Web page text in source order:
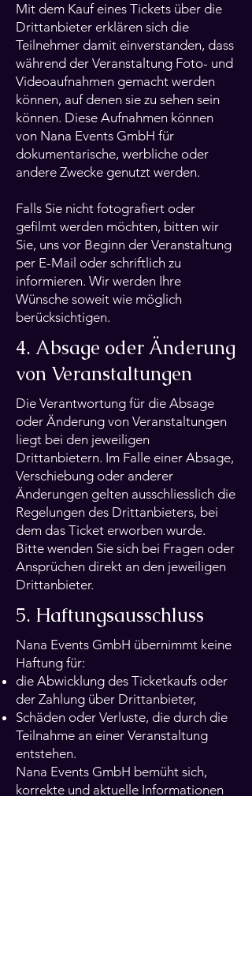
Mit dem Kauf eines Tickets über die
Drittanbieter erklären sich die
Teilnehmer damit einverstanden, dass
während der Veranstaltung Foto- und
Videoaufnahmen gemacht werden
können, auf denen sie zu sehen sein
können. Diese Aufnahmen können
von Nana Events GmbH für
dokumentarische, werbliche oder
andere Zwecke genutzt werden.
Falls Sie nicht fotografiert oder
gefilmt werden möchten, bitten wir
Sie, uns vor Beginn der Veranstaltung
per E-Mail oder schriftlich zu
informieren. Wir werden Ihre
Wünsche soweit wie möglich
berücksichtigen.
4. Absage oder Änderung
von Veranstaltungen
Die Verantwortung für die Absage
oder Änderung von Veranstaltungen
liegt bei den jeweiligen
Drittanbietern. Im Falle einer Absage,
Verschiebung oder anderer
Änderungen gelten ausschliesslich die
Regelungen des Drittanbieters, bei
dem das Ticket erworben wurde.
Bitte wenden Sie sich bei Fragen oder
Ansprüchen direkt an den jeweiligen
Drittanbieter.
5. Haftungsausschluss
Nana Events GmbH übernimmt keine
Haftung für:
die Abwicklung des Ticketkaufs oder
der Zahlung über Drittanbieter,
Schäden oder Verluste, die durch die
Teilnahme an einer Veranstaltung
entstehen.
Nana Events GmbH bemüht sich,
korrekte und aktuelle Informationen